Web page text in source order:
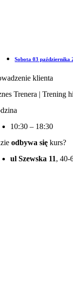
Sobota 03 października
klienta
Trenera | Trening
10:30 – 18:30
odbywa się kurs?
ul Szewska 11, 40-